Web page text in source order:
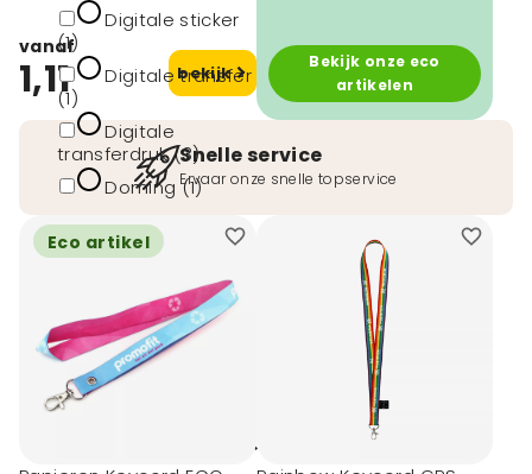
Digitale sticker
(1)
Digitale transfer
(1)
Digitale
transferdruk (3)
Doming (1)
toon meer
Merkloos (1)
vanaf
1,11 bekijk
Bekijk onze eco
artikelen
Snelle service
Ervaar onze snelle topservice
Eco artikel